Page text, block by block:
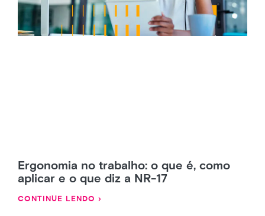
Ergonomia no trabalho: o que é, como
aplicar e o que diz a NR-17
CONTINUE LENDO ›